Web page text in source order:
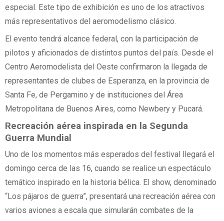
especial. Este tipo de exhibición es uno de los atractivos
más representativos del aeromodelismo clásico.
El evento tendrá alcance federal, con la participación de
pilotos y aficionados de distintos puntos del país. Desde el
Centro Aeromodelista del Oeste confirmaron la llegada de
representantes de clubes de Esperanza, en la provincia de
Santa Fe, de Pergamino y de instituciones del Área
Metropolitana de Buenos Aires, como Newbery y Pucará.
Recreación aérea inspirada en la Segunda
Guerra Mundial
Uno de los momentos más esperados del festival llegará el
domingo cerca de las 16, cuando se realice un espectáculo
temático inspirado en la historia bélica. El show, denominado
“Los pájaros de guerra”, presentará una recreación aérea con
varios aviones a escala que simularán combates de la